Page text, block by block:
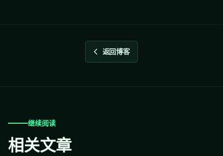
返回博客
继续阅读
相关文章